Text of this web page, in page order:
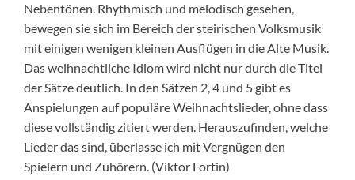
Nebentönen. Rhythmisch und melodisch gesehen,
bewegen sie sich im Bereich der steirischen Volksmusik
mit einigen wenigen kleinen Ausflügen in die Alte Musik.
Das weihnachtliche Idiom wird nicht nur durch die Titel
der Sätze deutlich. In den Sätzen 2, 4 und 5 gibt es
Anspielungen auf populäre Weihnachtslieder, ohne dass
diese vollständig zitiert werden. Herauszufinden, welche
Lieder das sind, überlasse ich mit Vergnügen den
Spielern und Zuhörern. (Viktor Fortin)